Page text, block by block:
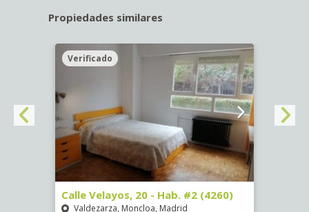
Propiedades similares
Verificado
Calle Velayos, 20 - Hab. #2 (4260)
Valdezarza, Moncloa, Madrid